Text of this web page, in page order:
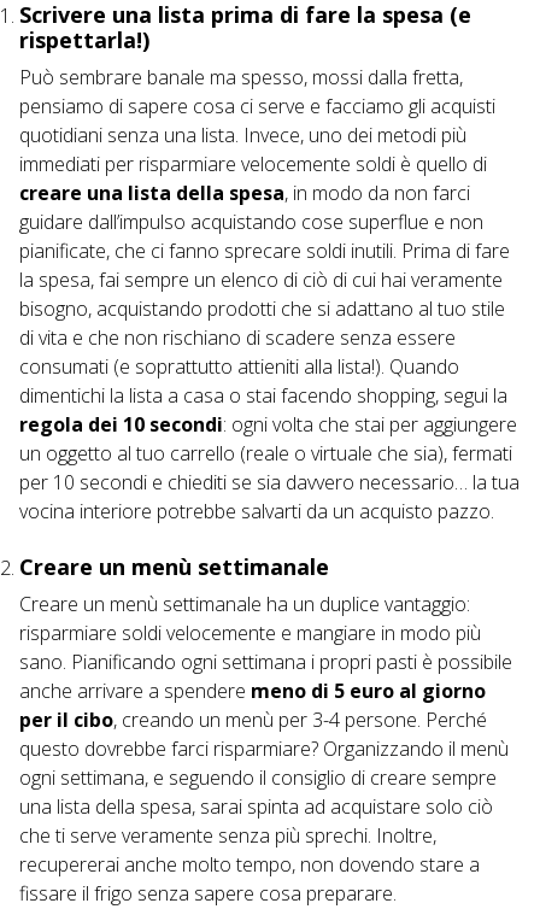
Scrivere una lista prima di fare la spesa (e
rispettarla!)
Può sembrare banale ma spesso, mossi dalla fretta,
pensiamo di sapere cosa ci serve e facciamo gli acquisti
quotidiani senza una lista. Invece, uno dei metodi più
immediati per risparmiare velocemente soldi è quello di
creare una lista della spesa, in modo da non farci
guidare dall’impulso acquistando cose superflue e non
pianificate, che ci fanno sprecare soldi inutili. Prima di fare
la spesa, fai sempre un elenco di ciò di cui hai veramente
bisogno, acquistando prodotti che si adattano al tuo stile
di vita e che non rischiano di scadere senza essere
consumati (e soprattutto attieniti alla lista!). Quando
dimentichi la lista a casa o stai facendo shopping, segui la
regola dei 10 secondi: ogni volta che stai per aggiungere
un oggetto al tuo carrello (reale o virtuale che sia), fermati
per 10 secondi e chiediti se sia davvero necessario… la tua
vocina interiore potrebbe salvarti da un acquisto pazzo.
Creare un menù settimanale
Creare un menù settimanale ha un duplice vantaggio:
risparmiare soldi velocemente e mangiare in modo più
sano. Pianificando ogni settimana i propri pasti è possibile
anche arrivare a spendere meno di 5 euro al giorno
per il cibo, creando un menù per 3-4 persone. Perché
questo dovrebbe farci risparmiare? Organizzando il menù
ogni settimana, e seguendo il consiglio di creare sempre
una lista della spesa, sarai spinta ad acquistare solo ciò
che ti serve veramente senza più sprechi. Inoltre,
recupererai anche molto tempo, non dovendo stare a
fissare il frigo senza sapere cosa preparare.